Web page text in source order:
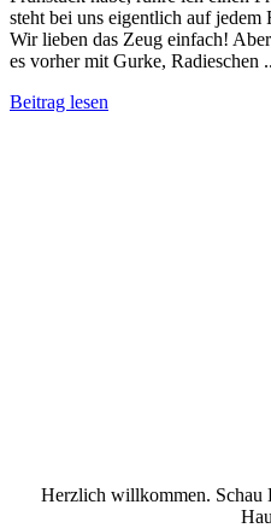
steht bei uns eigentlich auf
Wir lieben das Zeug einfach!
es vorher mit Gurke, Radieschen
Beitrag lesen
Herzlich willkommen.